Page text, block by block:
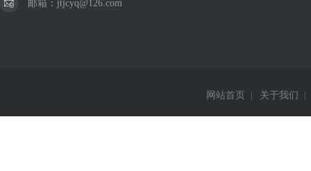
邮箱：jtjcyq@126.com
网站首页 关于我们